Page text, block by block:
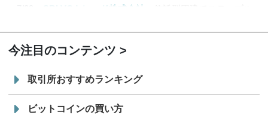
7/29
SBI VCトレード株式会社
信託型円建てステーブル
今注目のコンテンツ
取引所おすすめランキング
ビットコインの買い方